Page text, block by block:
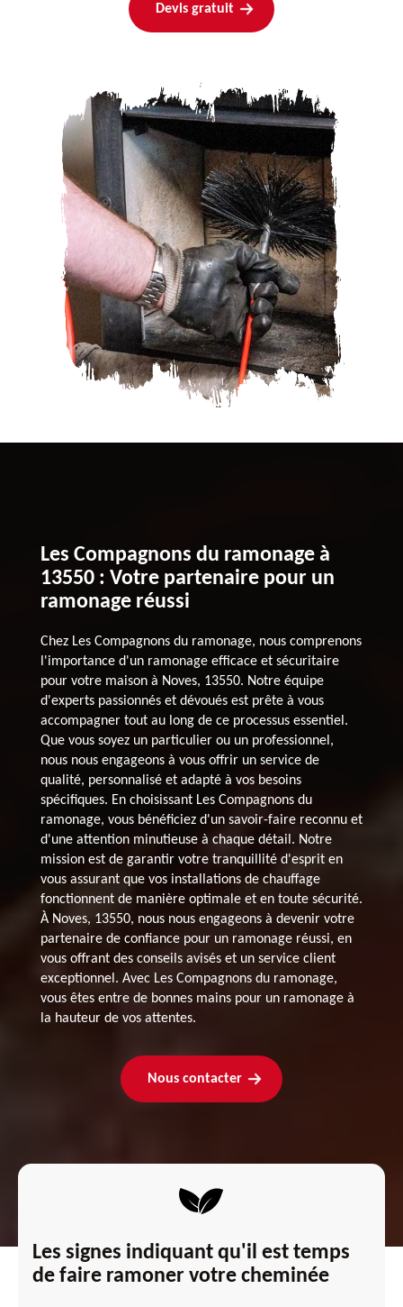
Devis gratuit
Les Compagnons du ramonage à
13550 : Votre partenaire pour un
ramonage réussi
Chez Les Compagnons du ramonage, nous comprenons
l'importance d'un ramonage efficace et sécuritaire
pour votre maison à Noves, 13550. Notre équipe
d'experts passionnés et dévoués est prête à vous
accompagner tout au long de ce processus essentiel.
Que vous soyez un particulier ou un professionnel,
nous nous engageons à vous offrir un service de
qualité, personnalisé et adapté à vos besoins
spécifiques. En choisissant Les Compagnons du
ramonage, vous bénéficiez d'un savoir-faire reconnu et
d'une attention minutieuse à chaque détail. Notre
mission est de garantir votre tranquillité d'esprit en
vous assurant que vos installations de chauffage
fonctionnent de manière optimale et en toute sécurité.
À Noves, 13550, nous nous engageons à devenir votre
partenaire de confiance pour un ramonage réussi, en
vous offrant des conseils avisés et un service client
exceptionnel. Avec Les Compagnons du ramonage,
vous êtes entre de bonnes mains pour un ramonage à
la hauteur de vos attentes.
Nous contacter
Les signes indiquant qu'il est temps
de faire ramoner votre cheminée